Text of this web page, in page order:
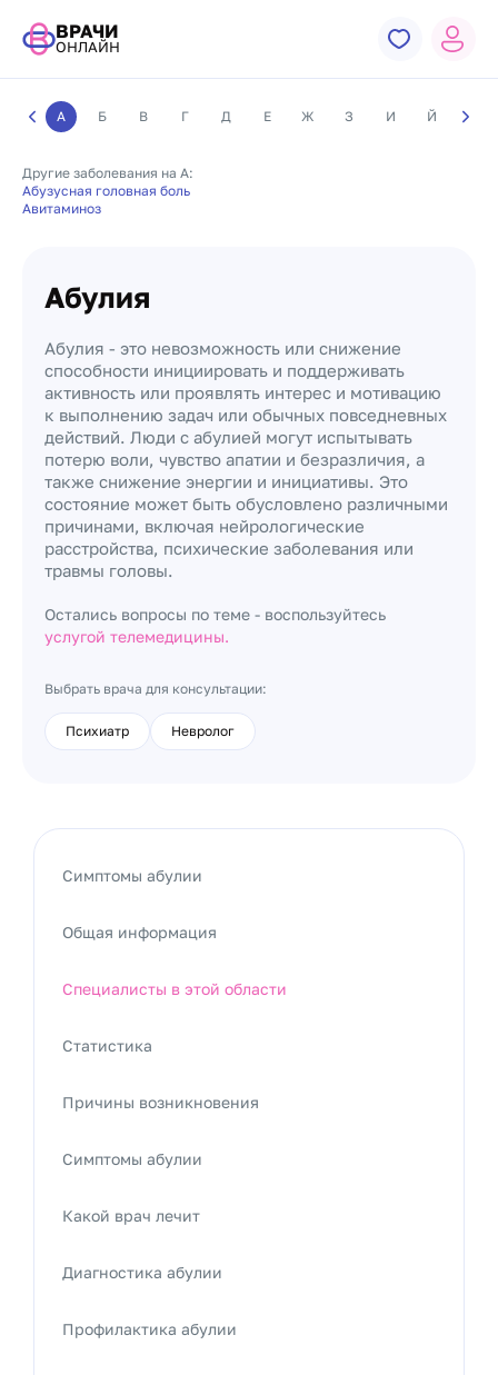
ВРАЧИ
ОНЛАЙН
А Б В Г Д Е Ж З И Й К
Другие заболевания на А:
Абузусная головная боль
Авитаминоз
Абулия
Абулия - это невозможность или снижение
способности инициировать и поддерживать
активность или проявлять интерес и мотивацию
к выполнению задач или обычных повседневных
действий. Люди с абулией могут испытывать
потерю воли, чувство апатии и безразличия, а
также снижение энергии и инициативы. Это
состояние может быть обусловлено различными
причинами, включая нейрологические
расстройства, психические заболевания или
травмы головы.
Остались вопросы по теме - воспользуйтесь
услугой телемедицины.
Выбрать врача для консультации:
Психиатр Невролог
Симптомы абулии
Общая информация
Специалисты в этой области
Статистика
Причины возникновения
Симптомы абулии
Какой врач лечит
Диагностика абулии
Профилактика абулии